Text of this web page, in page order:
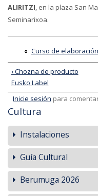
ALIRITZI, en la plaza San
Seminarixoa.
Curso de
‹ Chozna de producto
Eusko Label
Inicie sesión para
Cultura
Instalaciones
Guía Cultural
Berumuga 2026